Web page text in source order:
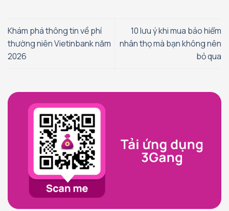
Khám phá thông tin về phí
thường niên Vietinbank năm
2026
10 lưu ý khi mua bảo hiểm
nhân thọ mà bạn không nên
bỏ qua